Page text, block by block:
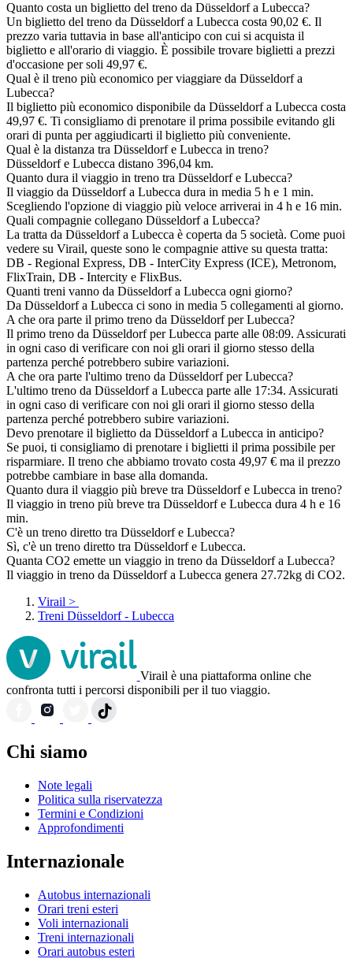
Quanto costa un biglietto del treno da Düsseldorf a Lubecca?
Un biglietto del treno da Düsseldorf a Lubecca costa 90,02 €. Il
prezzo varia tuttavia in base all'anticipo con cui si acquista il
biglietto e all'orario di viaggio. È possibile trovare biglietti a prezzi
d'occasione per soli 49,97 €.
Qual è il treno più economico per viaggiare da Düsseldorf a
Lubecca?
Il biglietto più economico disponibile da Düsseldorf a Lubecca costa
49,97 €. Ti consigliamo di prenotare il prima possibile evitando gli
orari di punta per aggiudicarti il biglietto più conveniente.
Qual è la distanza tra Düsseldorf e Lubecca in treno?
Düsseldorf e Lubecca distano 396,04 km.
Quanto dura il viaggio in treno tra Düsseldorf e Lubecca?
Il viaggio da Düsseldorf a Lubecca dura in media 5 h e 1 min.
Scegliendo l'opzione di viaggio più veloce arriverai in 4 h e 16 min.
Quali compagnie collegano Düsseldorf a Lubecca?
La tratta da Düsseldorf a Lubecca è coperta da 5 società. Come puoi
vedere su Virail, queste sono le compagnie attive su questa tratta:
DB - Regional Express, DB - InterCity Express (ICE), Metronom,
FlixTrain, DB - Intercity e FlixBus.
Quanti treni vanno da Düsseldorf a Lubecca ogni giorno?
Da Düsseldorf a Lubecca ci sono in media 5 collegamenti al giorno.
A che ora parte il primo treno da Düsseldorf per Lubecca?
Il primo treno da Düsseldorf per Lubecca parte alle 08:09. Assicurati
in ogni caso di verificare con noi gli orari il giorno stesso della
partenza perché potrebbero subire variazioni.
A che ora parte l'ultimo treno da Düsseldorf per Lubecca?
L'ultimo treno da Düsseldorf a Lubecca parte alle 17:34. Assicurati
in ogni caso di verificare con noi gli orari il giorno stesso della
partenza perché potrebbero subire variazioni.
Devo prenotare il biglietto da Düsseldorf a Lubecca in anticipo?
Se puoi, ti consigliamo di prenotare i biglietti il prima possibile per
risparmiare. Il treno che abbiamo trovato costa 49,97 € ma il prezzo
potrebbe cambiare in base alla domanda.
Quanto dura il viaggio più breve tra Düsseldorf e Lubecca in treno?
Il viaggio in treno più breve tra Düsseldorf e Lubecca dura 4 h e 16
min.
C'è un treno diretto tra Düsseldorf e Lubecca?
Sì, c'è un treno diretto tra Düsseldorf e Lubecca.
Quanta CO2 emette un viaggio in treno da Düsseldorf a Lubecca?
Il viaggio in treno da Düsseldorf a Lubecca genera 27.72kg di CO2.
Virail >
Treni Düsseldorf - Lubecca
Virail è una piattaforma online che
confronta tutti i percorsi disponibili per il tuo viaggio.
Chi siamo
Note legali
Politica sulla riservatezza
Termini e Condizioni
Approfondimenti
Internazionale
Autobus internazionali
Orari treni esteri
Voli internazionali
Treni internazionali
Orari autobus esteri